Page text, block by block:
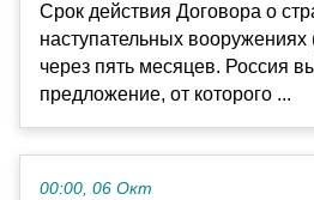
Срок действия Договора о
наступательных
через пять месяцев. Россия
предложение, от которого ...
00:00, 06 Окт